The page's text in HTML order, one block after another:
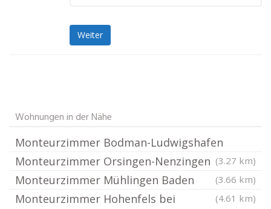
Weiter
Wohnungen in der Nähe
Monteurzimmer Bodman-Ludwigshafen
(3.27 km)
Monteurzimmer Orsingen-Nenzingen
(3.66 km)
Monteurzimmer Mühlingen Baden
(4.61 km)
Monteurzimmer Hohenfels bei